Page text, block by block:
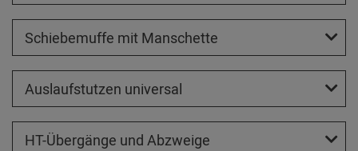
Schiebemuffe mit Manschette
Auslaufstutzen universal
HT-Übergänge und Abzweige